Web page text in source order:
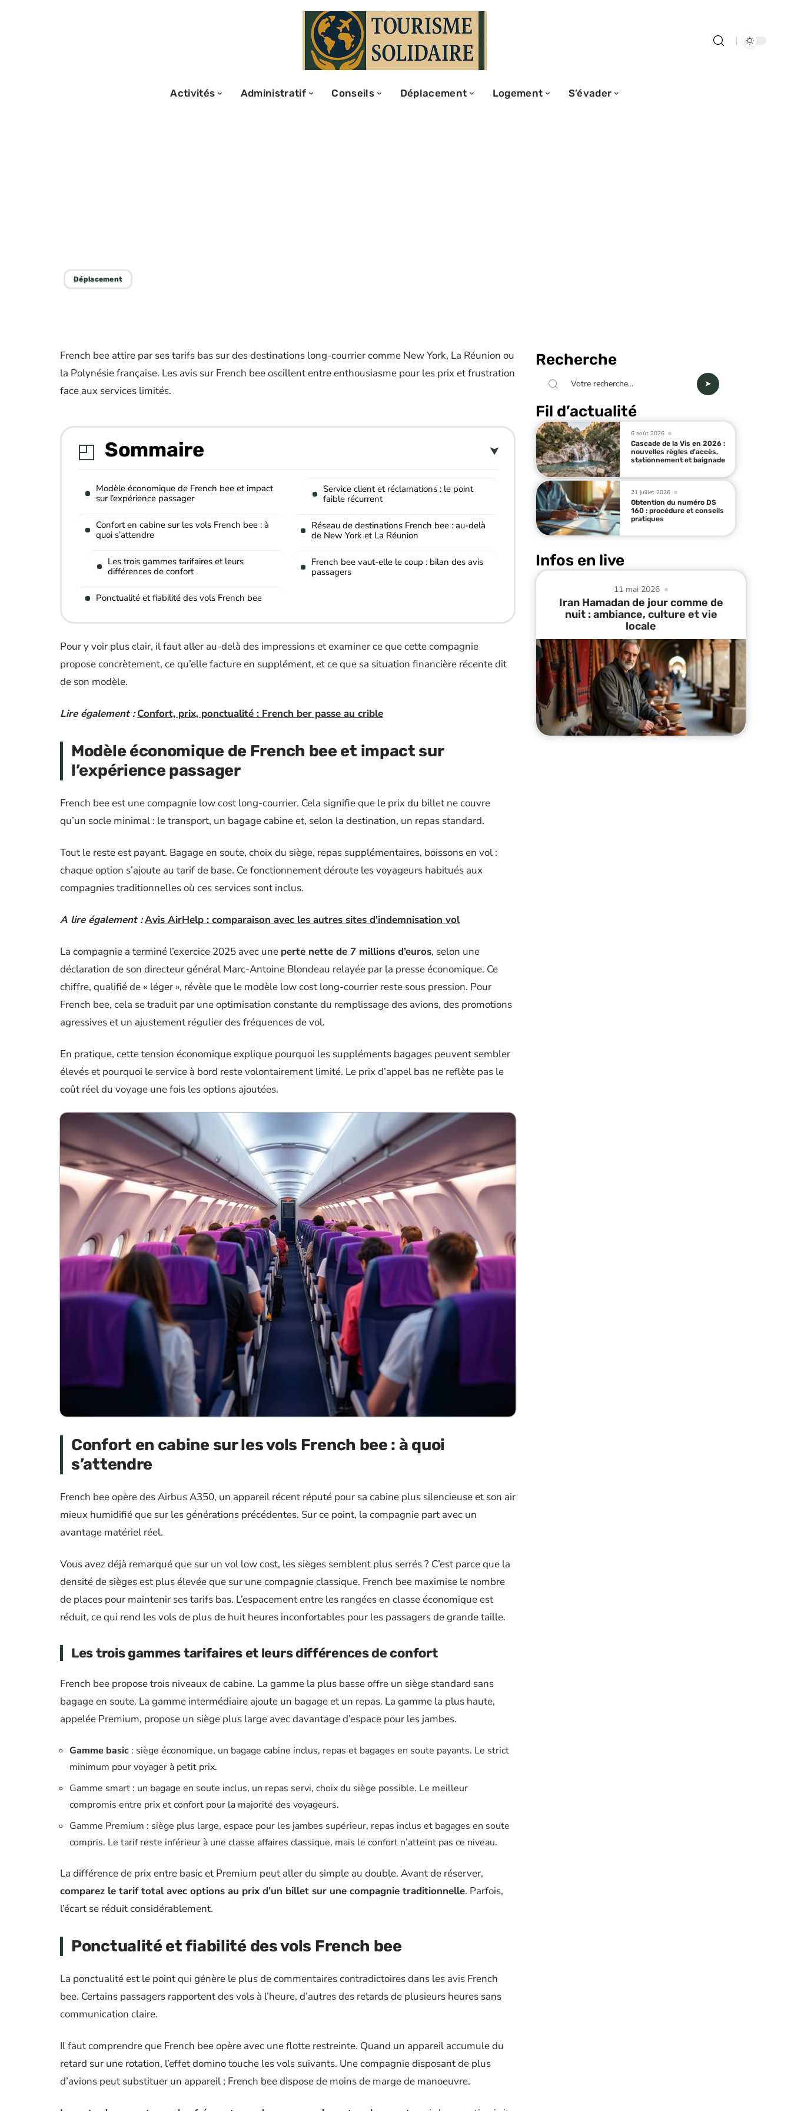
Activités Administratif Conseils Déplacement Logement S’évader
Déplacement
French bee attire par ses tarifs bas sur des destinations long-courrier comme New York, La Réunion ou
la Polynésie française. Les avis sur French bee oscillent entre enthousiasme pour les prix et frustration
face aux services limités.
Sommaire
Modèle économique de French bee et impact
sur l’expérience passager
Confort en cabine sur les vols French bee : à
quoi s’attendre
Les trois gammes tarifaires et leurs
différences de confort
Ponctualité et fiabilité des vols French bee
Service client et réclamations : le point
faible récurrent
Réseau de destinations French bee : au-delà
de New York et La Réunion
French bee vaut-elle le coup : bilan des avis
passagers
Pour y voir plus clair, il faut aller au-delà des impressions et examiner ce que cette compagnie
propose concrètement, ce qu’elle facture en supplément, et ce que sa situation financière récente dit
de son modèle.
Lire également : Confort, prix, ponctualité : French ber passe au crible
Modèle économique de French bee et impact sur
l’expérience passager
French bee est une compagnie low cost long-courrier. Cela signifie que le prix du billet ne couvre
qu’un socle minimal : le transport, un bagage cabine et, selon la destination, un repas standard.
Tout le reste est payant. Bagage en soute, choix du siège, repas supplémentaires, boissons en vol :
chaque option s’ajoute au tarif de base. Ce fonctionnement déroute les voyageurs habitués aux
compagnies traditionnelles où ces services sont inclus.
A lire également :Avis AirHelp : comparaison avec les autres sites d'indemnisation vol
La compagnie a terminé l’exercice 2025 avec une perte nette de 7 millions d’euros, selon une
déclaration de son directeur général Marc-Antoine Blondeau relayée par la presse économique. Ce
chiffre, qualifié de « léger », révèle que le modèle low cost long-courrier reste sous pression. Pour
French bee, cela se traduit par une optimisation constante du remplissage des avions, des promotions
agressives et un ajustement régulier des fréquences de vol.
En pratique, cette tension économique explique pourquoi les suppléments bagages peuvent sembler
élevés et pourquoi le service à bord reste volontairement limité. Le prix d’appel bas ne reflète pas le
coût réel du voyage une fois les options ajoutées.
Confort en cabine sur les vols French bee : à quoi
s’attendre
French bee opère des Airbus A350, un appareil récent réputé pour sa cabine plus silencieuse et son air
mieux humidifié que sur les générations précédentes. Sur ce point, la compagnie part avec un
avantage matériel réel.
Vous avez déjà remarqué que sur un vol low cost, les sièges semblent plus serrés ? C’est parce que la
densité de sièges est plus élevée que sur une compagnie classique. French bee maximise le nombre
de places pour maintenir ses tarifs bas. L’espacement entre les rangées en classe économique est
réduit, ce qui rend les vols de plus de huit heures inconfortables pour les passagers de grande taille.
Les trois gammes tarifaires et leurs différences de confort
French bee propose trois niveaux de cabine. La gamme la plus basse offre un siège standard sans
bagage en soute. La gamme intermédiaire ajoute un bagage et un repas. La gamme la plus haute,
appelée Premium, propose un siège plus large avec davantage d’espace pour les jambes.
Gamme basic : siège économique, un bagage cabine inclus, repas et bagages en soute payants. Le strict
minimum pour voyager à petit prix.
Gamme smart : un bagage en soute inclus, un repas servi, choix du siège possible. Le meilleur
compromis entre prix et confort pour la majorité des voyageurs.
Gamme Premium : siège plus large, espace pour les jambes supérieur, repas inclus et bagages en soute
compris. Le tarif reste inférieur à une classe affaires classique, mais le confort n’atteint pas ce niveau.
La différence de prix entre basic et Premium peut aller du simple au double. Avant de réserver,
comparez le tarif total avec options au prix d’un billet sur une compagnie traditionnelle. Parfois,
l’écart se réduit considérablement.
Ponctualité et fiabilité des vols French bee
La ponctualité est le point qui génère le plus de commentaires contradictoires dans les avis French
bee. Certains passagers rapportent des vols à l’heure, d’autres des retards de plusieurs heures sans
communication claire.
Il faut comprendre que French bee opère avec une flotte restreinte. Quand un appareil accumule du
retard sur une rotation, l’effet domino touche les vols suivants. Une compagnie disposant de plus
d’avions peut substituer un appareil ; French bee dispose de moins de marge de manoeuvre.
Recherche
Fil d’actualité
6 août 2026
Cascade de la Vis en 2026 :
nouvelles règles d’accès,
stationnement et baignade
21 juillet 2026
Obtention du numéro DS
160 : procédure et conseils
pratiques
Infos en live
11 mai 2026
Iran Hamadan de jour comme de
nuit : ambiance, culture et vie
locale